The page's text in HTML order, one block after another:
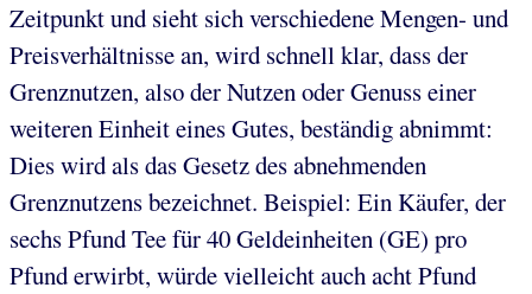
Zeitpunkt und sieht sich verschiedene Mengen- und
Preisverhältnisse an, wird schnell klar, dass der
Grenznutzen, also der Nutzen oder Genuss einer
weiteren Einheit eines Gutes, beständig abnimmt:
Dies wird als das Gesetz des abnehmenden
Grenznutzens bezeichnet. Beispiel: Ein Käufer, der
sechs Pfund Tee für 40 Geldeinheiten (GE) pro
Pfund erwirbt, würde vielleicht auch acht Pfund